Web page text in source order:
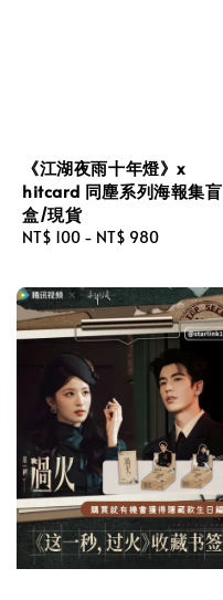
《江湖夜雨十年燈》x
hitcard 同塵系列海報集盲
盒/現貨
Regular
NT$ 100 - NT$ 980